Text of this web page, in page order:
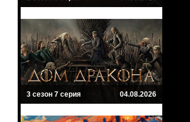
3 сезон 7 серия 04.08.2026